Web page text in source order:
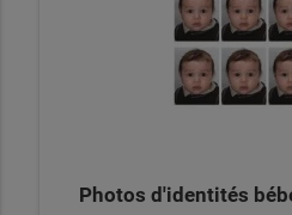
Photos d'identités